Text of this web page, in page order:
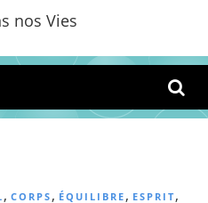
nos Vies
, CORPS, ÉQUILIBRE, ESPRIT,